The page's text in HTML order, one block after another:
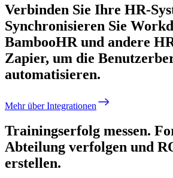
Verbinden Sie Ihre HR-
Synchronisieren Sie
BambooHR und andere
Zapier, um die
automatisieren.
Mehr über Integrationen
Trainingserfolg messen.
Abteilung verfolgen und
erstellen.